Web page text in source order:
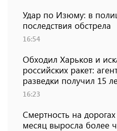
Удар по Изюму: в
последствия обстрела
16:54
Обходил Харьков и
российских ракет:
разведки получил 15
16:23
Смертность на
месяц выросла более